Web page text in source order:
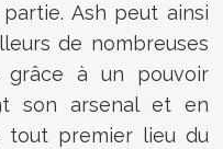
Ash peut ainsi
de nombreuses
grâce à un pouvoir
son arsenal et en
premier lieu du